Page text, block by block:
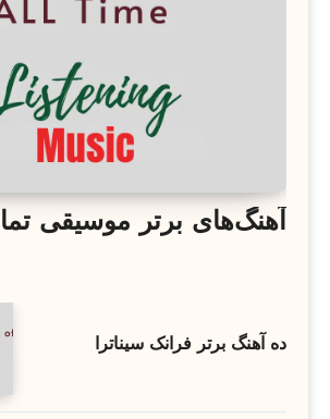
آهنگ‌های برتر موسیقی
ده آهنگ برتر فرانک سیناترا